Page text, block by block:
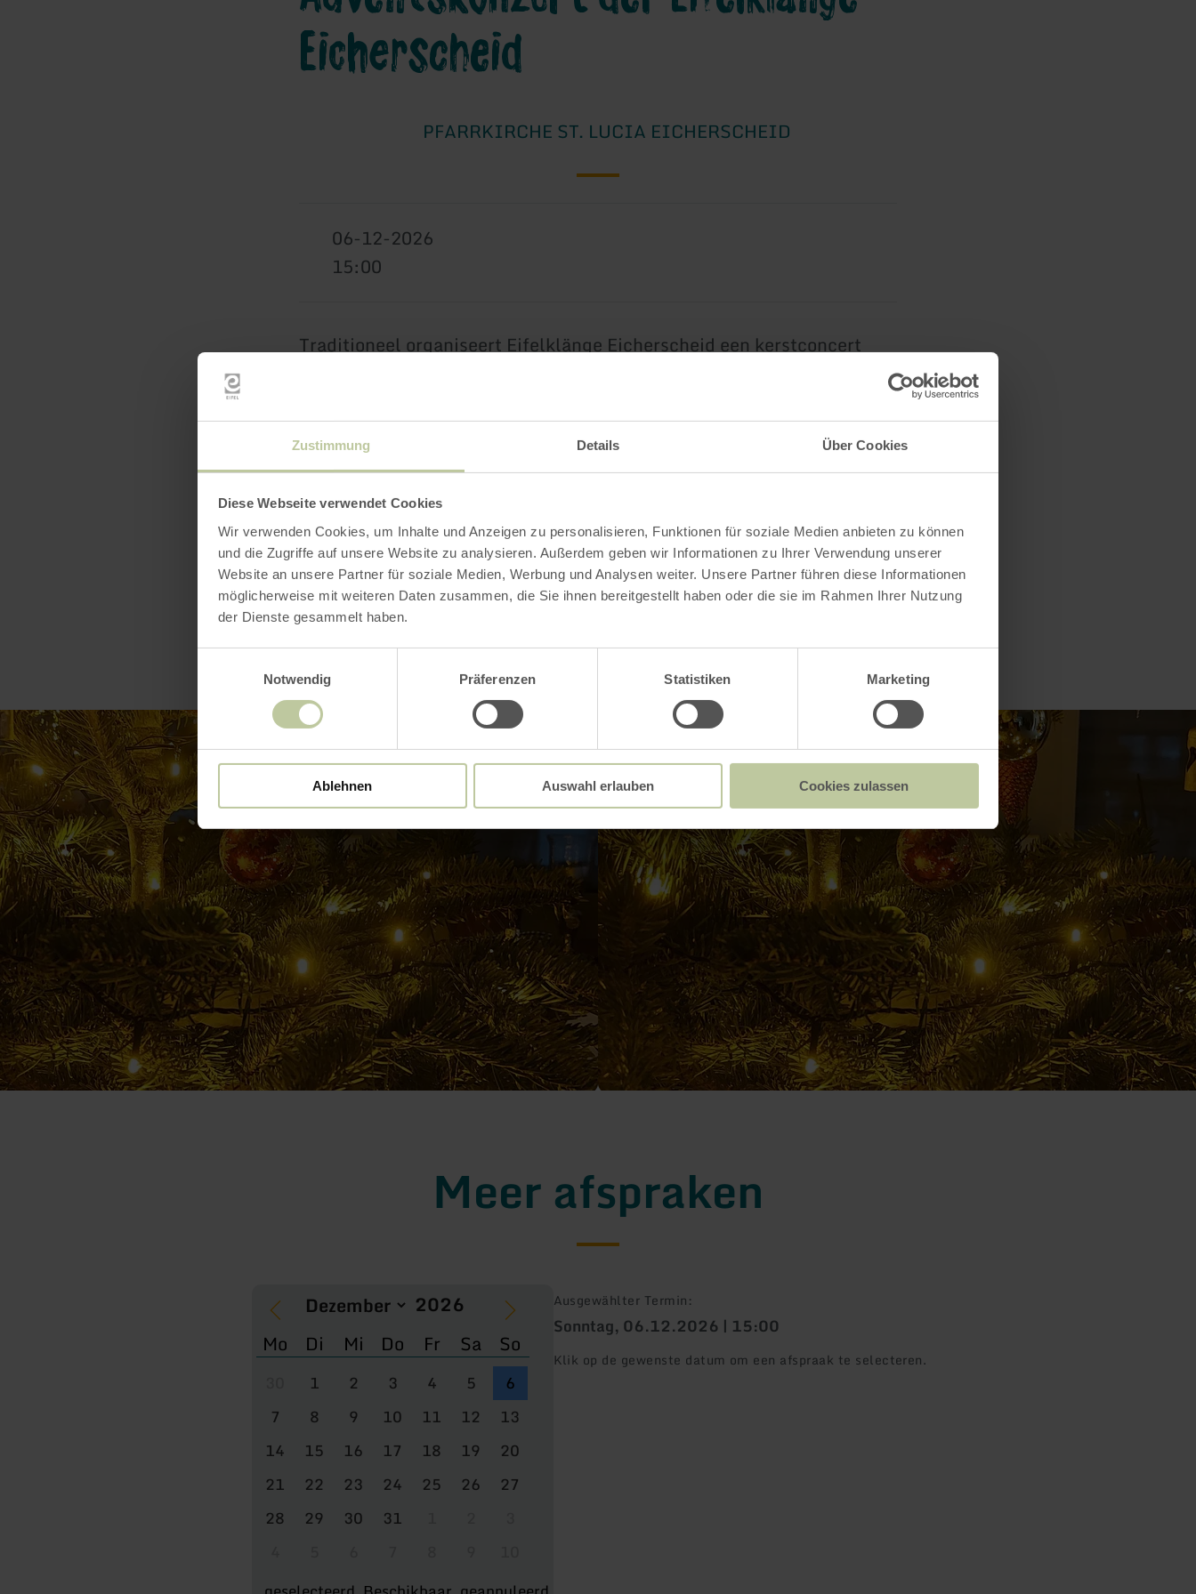
Zustimmung Details Über Cookies
Diese Webseite verwendet Cookies
Wir verwenden Cookies, um Inhalte und Anzeigen zu personalisieren, Funktionen für soziale Medien anbieten zu können
und die Zugriffe auf unsere Website zu analysieren. Außerdem geben wir Informationen zu Ihrer Verwendung unserer
Website an unsere Partner für soziale Medien, Werbung und Analysen weiter. Unsere Partner führen diese Informationen
möglicherweise mit weiteren Daten zusammen, die Sie ihnen bereitgestellt haben oder die sie im Rahmen Ihrer Nutzung
der Dienste gesammelt haben.
Notwendig
Präferenzen Statistiken Marketing
Ablehnen Auswahl erlauben Cookies zulassen
Eicherscheid
PFARRKIRCHE ST. LUCIA EICHERSCHEID
06-12-2026
15:00
Traditioneel organiseert Eifelklänge Eicherscheid een kerstconcert
Voorafgaand aan Kerstmis klinken de traditionele kerstgeluiden door
de kerk van St. Lucia. Met hun adventsconcert creëren de muzikanten
van Eifelklänge een moment van bezinning en pauze.
Impressies
Meer afspraken
Mo Di Mi Do Fr Sa So
1 2 3 4 5
6
7
8 9 10 11 12
13
14
15 16 17 18 19
20
21
22 23 24 25 26
27
28
29 30 31
Ausgewählter Termin:
Sonntag, 06.12.2026 | 15:00
Klik op de gewenste datum om een afspraak te selecteren.